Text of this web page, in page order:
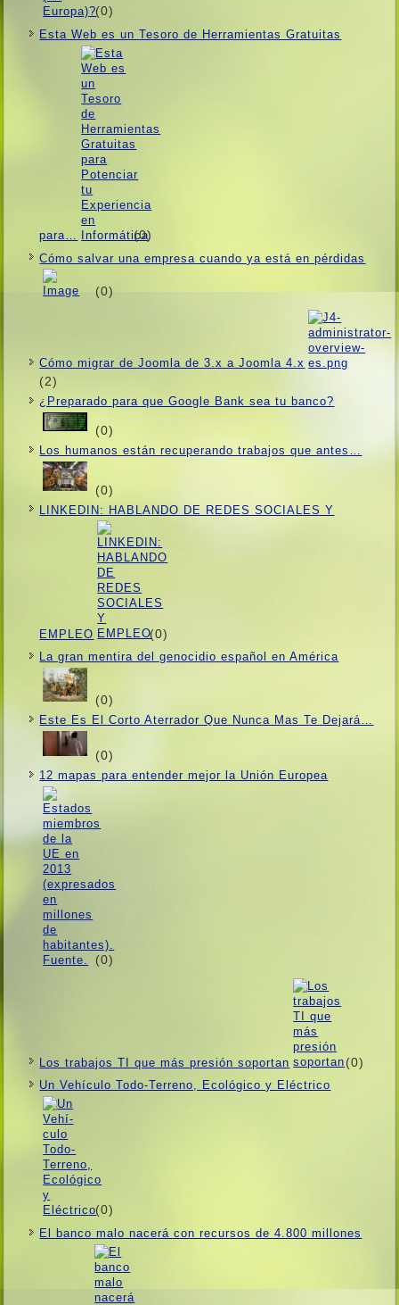
(0)
Esta Web es un Tesoro de Herramientas Gratuitas
para… (0)
Cómo salvar una empresa cuando ya está en pérdidas
(0)
Cómo migrar de Joomla de 3.x a Joomla 4.x
(2)
¿Preparado para que Google Bank sea tu banco?
(0)
Los humanos están recuperando trabajos que antes…
(0)
LINKEDIN: HABLANDO DE REDES SOCIALES Y
EMPLEO (0)
La gran mentira del genocidio español en América
(0)
Este Es El Corto Aterrador Que Nunca Mas Te Dejará…
(0)
12 mapas para entender mejor la Unión Europea
(0)
Los trabajos TI que más presión soportan (0)
Un Vehí­culo Todo-Terreno, Ecológico y Eléctrico
(0)
El banco malo nacerá con recursos de 4.800 millones